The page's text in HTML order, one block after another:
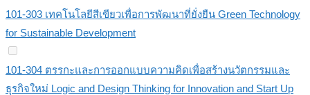
101-303 เทคโนโลยีสีเขียวเพื่อการพัฒนาที่ยั่งยืน Green Technology
for Sustainable Development
101-304 ตรรกะและการออกแบบความคิดเพื่อสร้างนวัตกรรมและ
ธุรกิจใหม่ Logic and Design Thinking for Innovation and Start Up